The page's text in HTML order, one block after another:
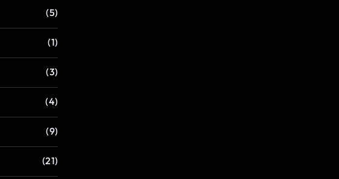
(5)
(1)
(3)
(4)
(9)
(21)